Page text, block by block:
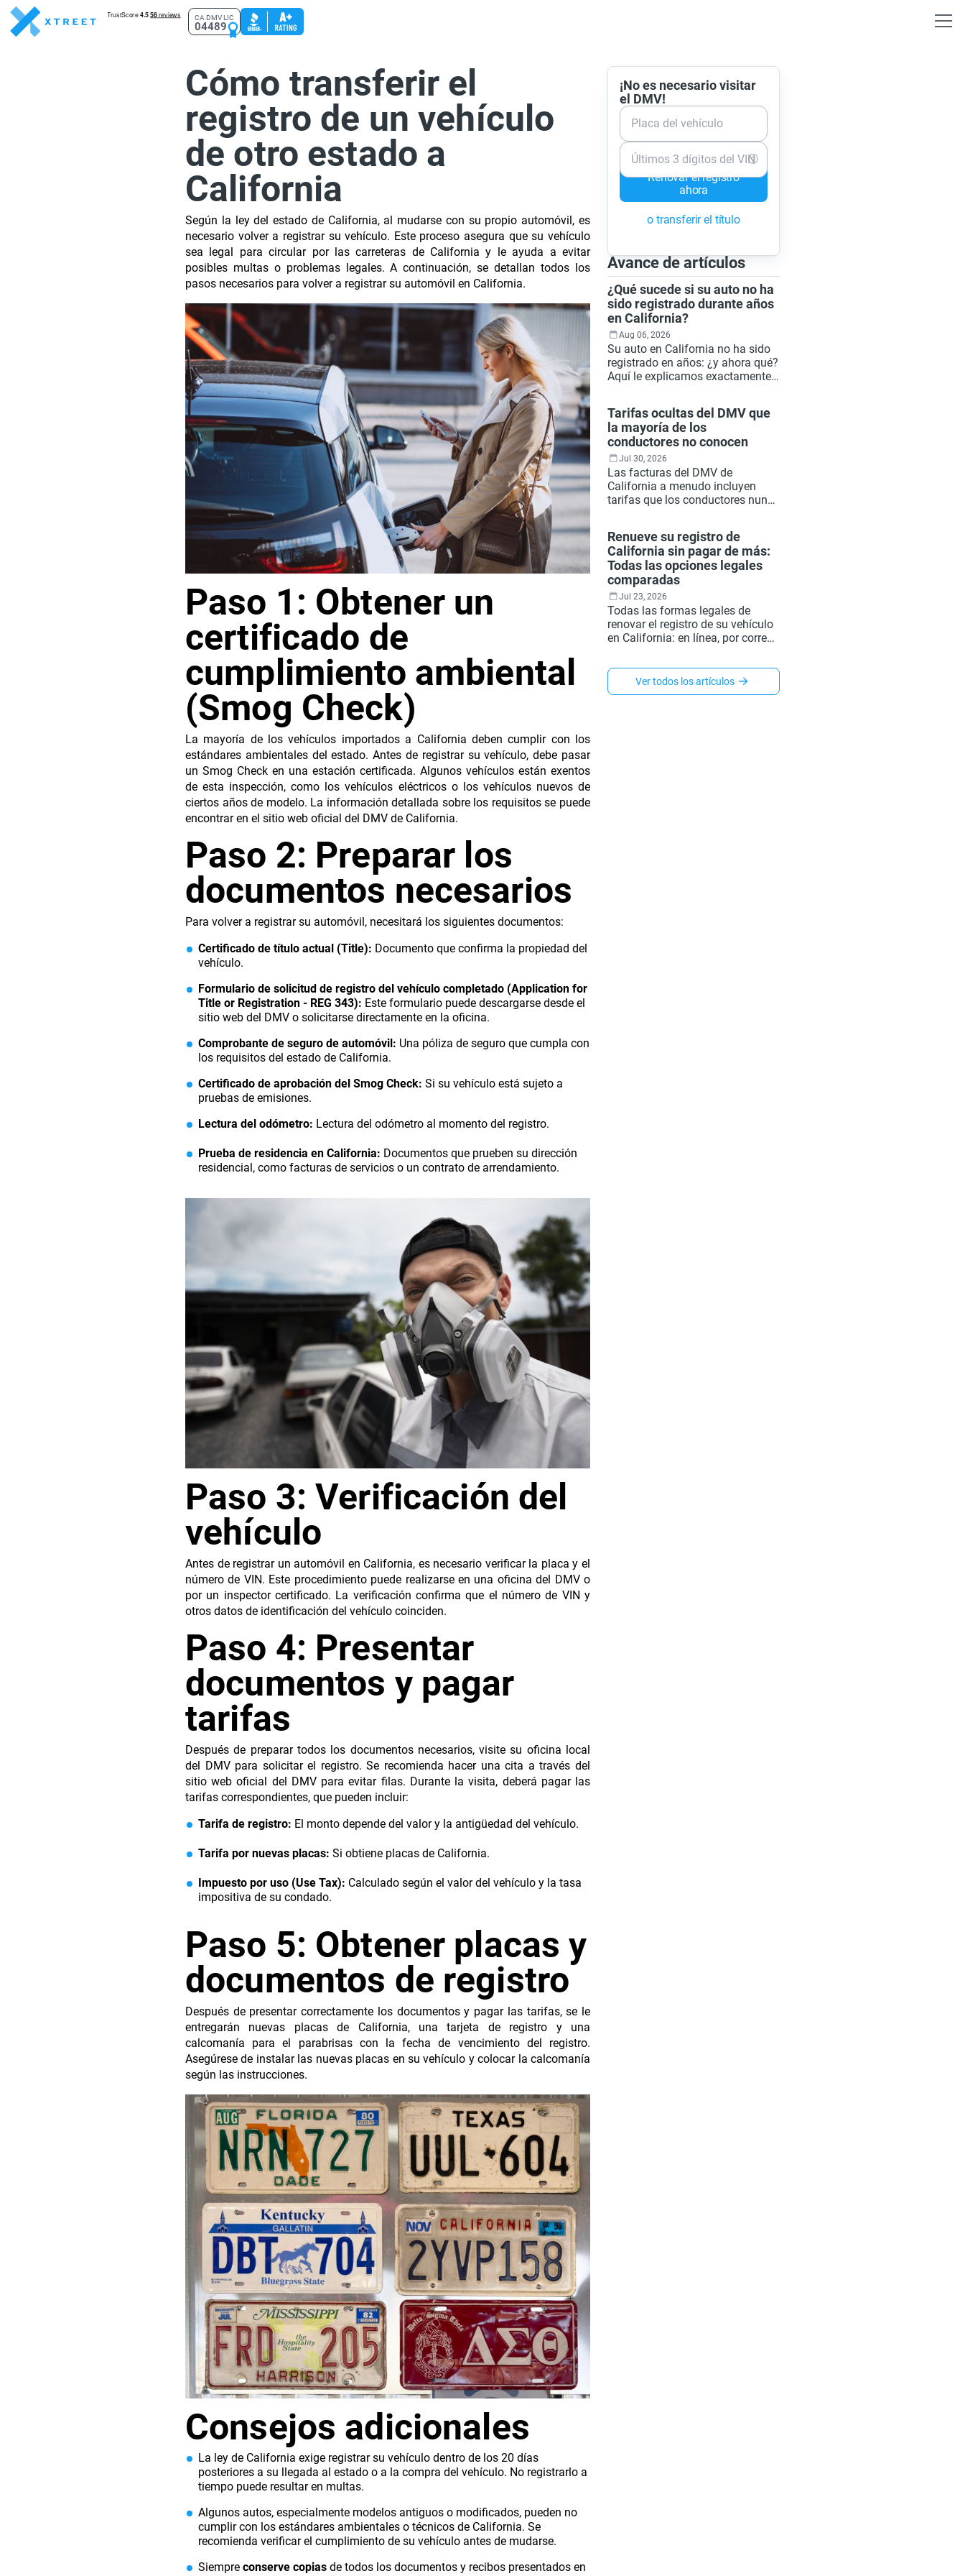
CA DMV LIC
04489
Cómo transferir el
registro de un vehículo
de otro estado a
California
Según la ley del estado de California, al mudarse con su propio automóvil, es
necesario volver a registrar su vehículo. Este proceso asegura que su vehículo
sea legal para circular por las carreteras de California y le ayuda a evitar
posibles multas o problemas legales. A continuación, se detallan todos los
pasos necesarios para volver a registrar su automóvil en California.
Paso 1: Obtener un
certificado de
cumplimiento ambiental
(Smog Check)
La mayoría de los vehículos importados a California deben cumplir con los
estándares ambientales del estado. Antes de registrar su vehículo, debe pasar
un Smog Check en una estación certificada. Algunos vehículos están exentos
de esta inspección, como los vehículos eléctricos o los vehículos nuevos de
ciertos años de modelo. La información detallada sobre los requisitos se puede
encontrar en el sitio web oficial del DMV de California.
Paso 2: Preparar los
documentos necesarios
Para volver a registrar su automóvil, necesitará los siguientes documentos:
Certificado de título actual (Title): Documento que confirma la propiedad del
vehículo.
Formulario de solicitud de registro del vehículo completado (Application for
Title or Registration - REG 343): Este formulario puede descargarse desde el
sitio web del DMV o solicitarse directamente en la oficina.
Comprobante de seguro de automóvil: Una póliza de seguro que cumpla con
los requisitos del estado de California.
Certificado de aprobación del Smog Check: Si su vehículo está sujeto a
pruebas de emisiones.
Lectura del odómetro: Lectura del odómetro al momento del registro.
Prueba de residencia en California: Documentos que prueben su dirección
residencial, como facturas de servicios o un contrato de arrendamiento.
Paso 3: Verificación del
vehículo
Antes de registrar un automóvil en California, es necesario verificar la placa y el
número de VIN. Este procedimiento puede realizarse en una oficina del DMV o
por un inspector certificado. La verificación confirma que el número de VIN y
otros datos de identificación del vehículo coinciden.
Paso 4: Presentar
documentos y pagar
tarifas
Después de preparar todos los documentos necesarios, visite su oficina local
del DMV para solicitar el registro. Se recomienda hacer una cita a través del
sitio web oficial del DMV para evitar filas. Durante la visita, deberá pagar las
tarifas correspondientes, que pueden incluir:
Tarifa de registro: El monto depende del valor y la antigüedad del vehículo.
Tarifa por nuevas placas: Si obtiene placas de California.
Impuesto por uso (Use Tax): Calculado según el valor del vehículo y la tasa
impositiva de su condado.
Paso 5: Obtener placas y
documentos de registro
Después de presentar correctamente los documentos y pagar las tarifas, se le
entregarán nuevas placas de California, una tarjeta de registro y una
calcomanía para el parabrisas con la fecha de vencimiento del registro.
Asegúrese de instalar las nuevas placas en su vehículo y colocar la calcomanía
según las instrucciones.
Consejos adicionales
La ley de California exige registrar su vehículo dentro de los 20 días
posteriores a su llegada al estado o a la compra del vehículo. No registrarlo a
tiempo puede resultar en multas.
Algunos autos, especialmente modelos antiguos o modificados, pueden no
cumplir con los estándares ambientales o técnicos de California. Se
recomienda verificar el cumplimiento de su vehículo antes de mudarse.
Siempre conserve copias de todos los documentos y recibos presentados en
¡No es necesario visitar
el DMV!
Placa del vehículo
Últimos 3 dígitos del VIN
Renovar el registro
ahora
o transferir el título
Avance de artículos
¿Qué sucede si su auto no ha
sido registrado durante años
en California?
Aug 06, 2026
Su auto en California no ha sido
registrado en años: ¿y ahora qué?
Aquí le explicamos exactamente
estado legal y qué puede
gestionar Xtreet por usted en
línea.
Tarifas ocultas del DMV que
la mayoría de los
conductores no conocen
Jul 30, 2026
Las facturas del DMV de
California a menudo incluyen
tarifas que los conductores nunca
evitables si conoce las reglas.
Aquí tiene cada cargo oculto que
vale la pena conocer antes de su
próxima renovación.
Renueve su registro de
California sin pagar de más:
Todas las opciones legales
comparadas
Jul 23, 2026
Todas las formas legales de
renovar el registro de su vehículo
en California: en línea, por correo,
autorizado del DMV. Esto es lo
que realmente cuesta cada
opción, cuánto tarda y cuándo
Ver todos los artículos